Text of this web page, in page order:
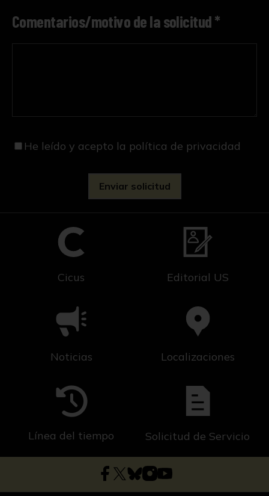
Comentarios/motivo de la solicitud *
He leído y acepto la política de privacidad
Cicus Editorial US
Noticias Localizaciones
Línea del tiempo Solicitud de Servicio